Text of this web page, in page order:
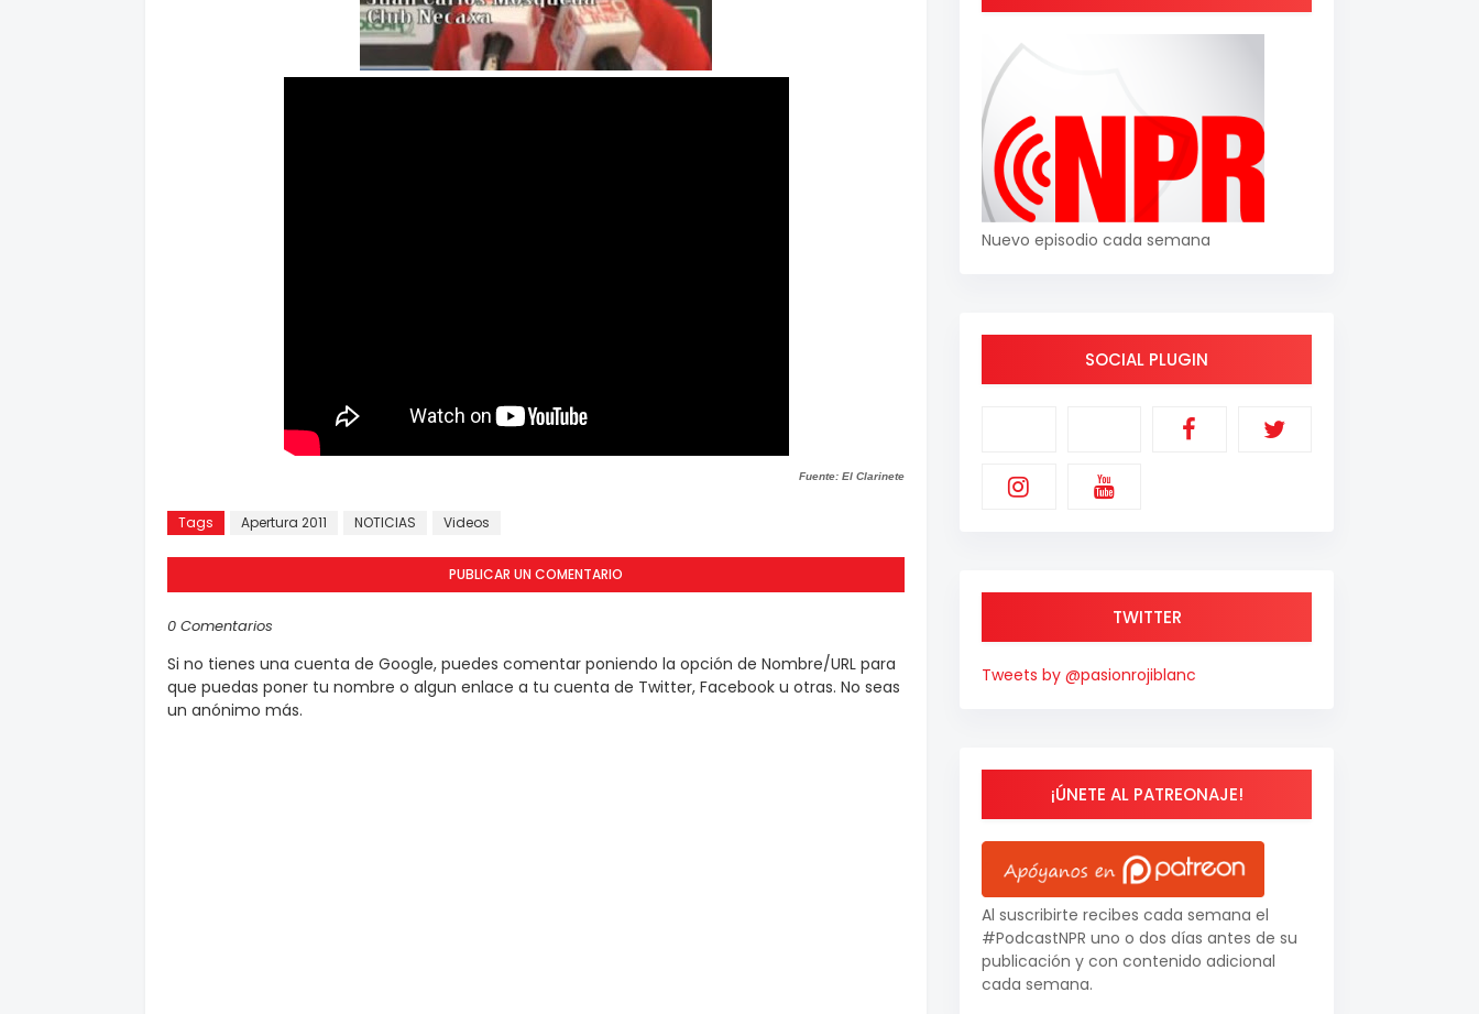
Fuente: El Clarinete
Tags Apertura 2011 NOTICIAS Videos
PUBLICAR UN COMENTARIO
0 Comentarios
Si no tienes una cuenta de Google, puedes comentar poniendo la opción de Nombre/URL para
que puedas poner tu nombre o algun enlace a tu cuenta de Twitter, Facebook u otras. No seas
un anónimo más.
Nuevo episodio cada semana
SOCIAL PLUGIN
TWITTER
Tweets by @pasionrojiblanc
¡ÚNETE AL PATREONAJE!
Al suscribirte recibes cada semana el
#PodcastNPR uno o dos días antes de su
publicación y con contenido adicional
cada semana.